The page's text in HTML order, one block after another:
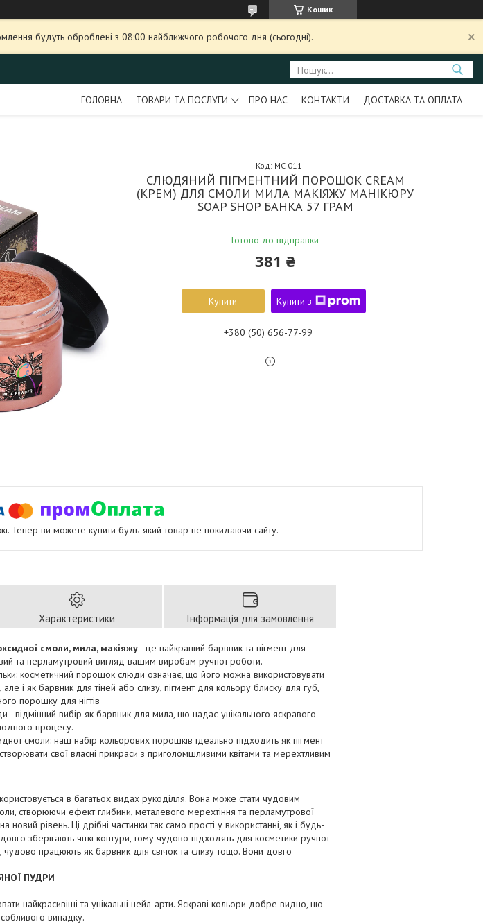
Кошик
будуть оброблені з 08:00 найближчого робочого дня (сьогодні).
ГОЛОВНА ТОВАРИ ТА ПОСЛУГИ ПРО НАС КОНТАКТИ ДОСТАВКА ТА ОПЛАТА
СЛЮДЯНИЙ ПІГМЕНТНИЙ ПОРОШОК CREAM
(КРЕМ) ДЛЯ СМОЛИ МИЛА МАКІЯЖУ МАНІКЮРУ
SOAP SHOP БАНКА 57 ГРАМ
Готово до відправки
Код: MC-011
381 ₴
Купити Купити з
+380 (50) 656-77-99
Тепер ви можете купити будь-який товар не покидаючи сайту.
Характеристики Інформація для замовлення
смоли, мила, макіяжу - це найкращий барвник та пігмент для
та перламутровий вигляд вашим виробам ручної роботи.
косметичний порошок слюди означає, що його можна використовувати
і як барвник для тіней або слизу, пігмент для кольору блиску для губ,
порошку для нігтів
відмінний вибір як барвник для мила, що надає унікального яскравого
процесу.
смоли: наш набір кольорових порошків ідеально підходить як пігмент
свої власні прикраси з приголомшливими квітами та мерехтливим
в багатьох видах рукоділля. Вона може стати чудовим
створюючи ефект глибини, металевого мерехтіння та перламутрової
рівень. Ці дрібні частинки так само прості у використанні, як і будь-
зберігають чіткі контури, тому чудово підходять для косметики ручної
працюють як барвник для свічок та слизу тощо. Вони довго
ПУДРИ
найкрасивіші та унікальні нейл-арти. Яскраві кольори добре видно, що
випадку.